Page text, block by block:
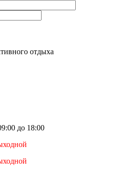
отдыха
до 18:00